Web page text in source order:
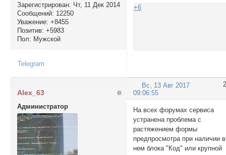
Зарегистрирован: Чт, 11 Дек 2014
Сообщений: 12250
Уважение: +8455
Позитив: +5983
Пол: Мужской
+6
Telegram
2
Вс, 13 Авг 2017
09:06:55
Alex_63
Администратор
На всех форумах сервиса
устранена проблема с
растяжением формы
предпросмотра при наличии в
нем блока "Код" или крупной